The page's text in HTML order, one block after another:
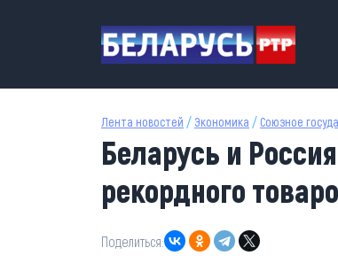
Лента новостей / Экономика / Союзное
Беларусь и
рекордного
Поделиться: